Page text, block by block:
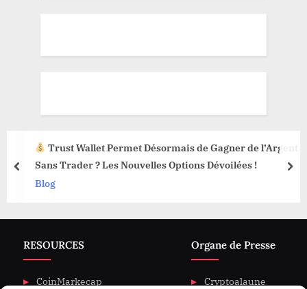
Trust Wallet Permet Désormais de Gagner de l’Argent
Sans Trader ? Les Nouvelles Options Dévoilées !
Blog
prev
RESOURCES
CoinMarkecap
Organe de Presse
Cryptoalaune